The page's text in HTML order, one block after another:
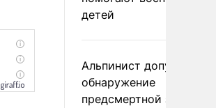
детей
Альпинист допустил
обнаружение
предсмертной записки